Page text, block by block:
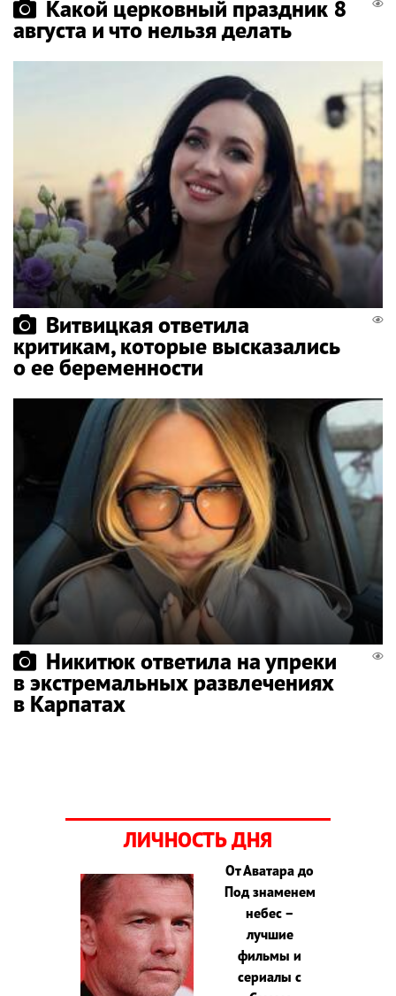
Какой церковный праздник 8
августа и что нельзя делать
Витвицкая ответила
критикам, которые высказались
о ее беременности
Никитюк ответила на упреки
в экстремальных развлечениях
в Карпатах
ЛИЧНОСТЬ ДНЯ
От Аватара до
Под знаменем
небес –
лучшие
фильмы и
сериалы с